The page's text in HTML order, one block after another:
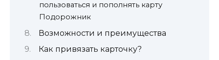
пользоваться и пополнять карту
Подорожник
Возможности и преимущества
Как привязать карточку?